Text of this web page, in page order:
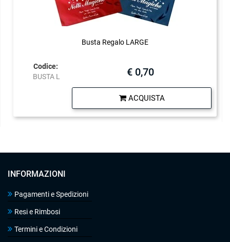
Busta Regalo LARGE
Codice:
BUSTA L
€ 0,70
ACQUISTA
INFORMAZIONI
Pagamenti e Spedizioni
Resi e Rimbosi
Termini e Condizioni